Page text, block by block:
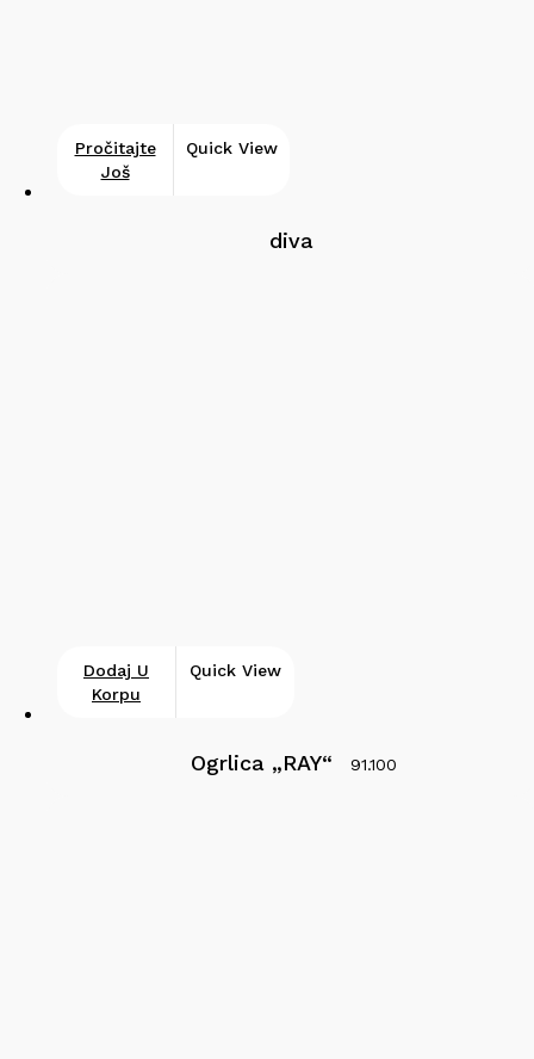
Pročitajte
Još
Quick View
diva
Dodaj U
Korpu
Quick View
Ogrlica „RAY“ 91.100